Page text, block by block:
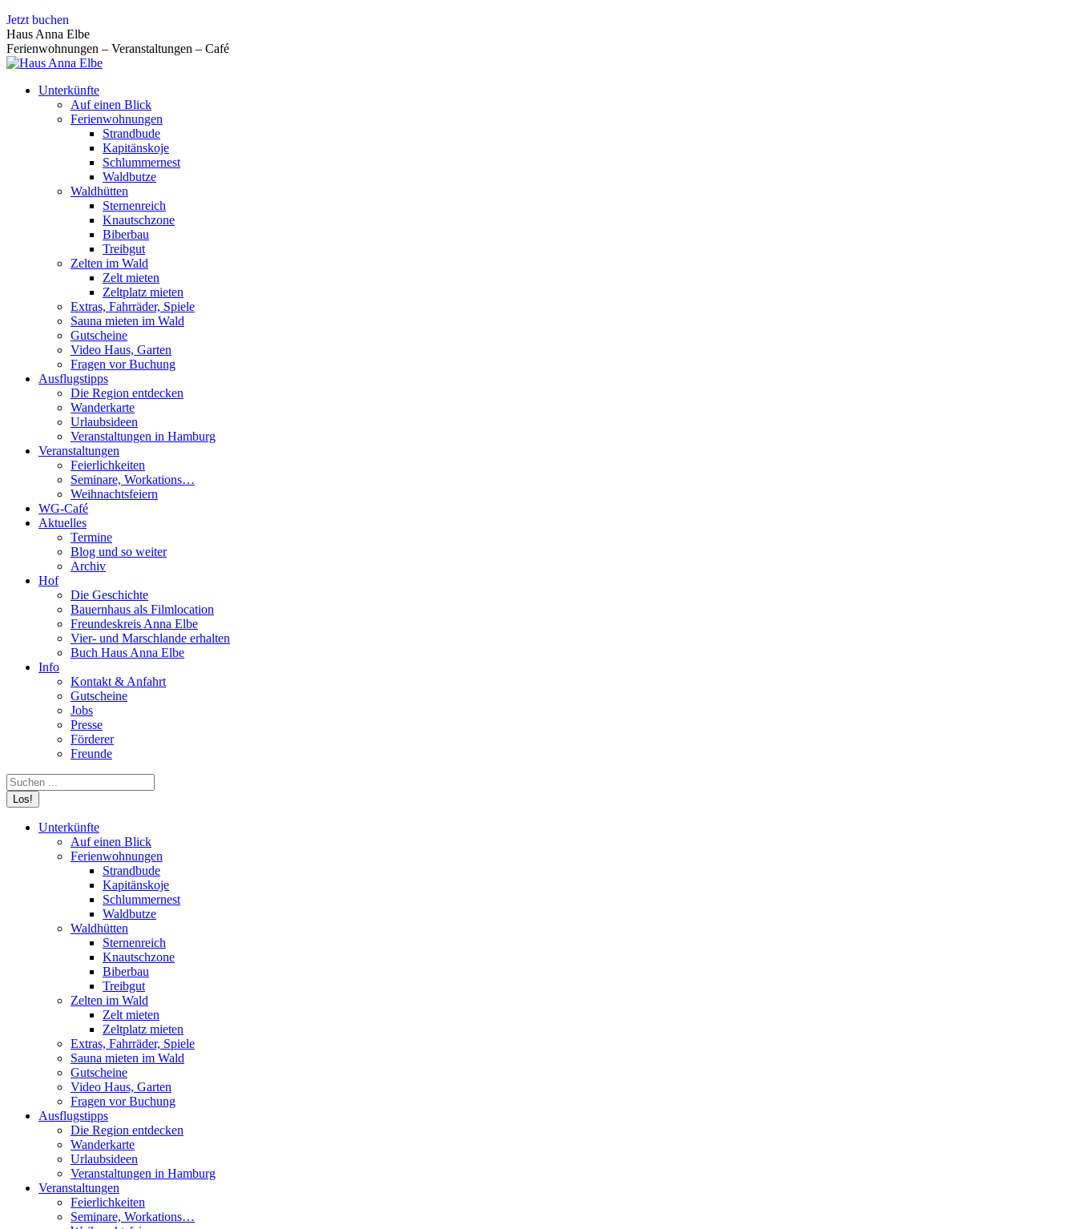
Zum
Inhalt
springen
Jetzt buchen
Haus Anna Elbe
Ferienwohnungen – Veranstaltungen – Café
Unterkünfte
Auf einen Blick
Ferienwohnungen
Strandbude
Kapitänskoje
Schlummernest
Waldbutze
Waldhütten
Sternenreich
Knautschzone
Biberbau
Treibgut
Zelten im Wald
Zelt mieten
Zeltplatz mieten
Extras, Fahrräder, Spiele
Sauna mieten im Wald
Gutscheine
Video Haus, Garten
Fragen vor Buchung
Ausflugstipps
Die Region entdecken
Wanderkarte
Urlaubsideen
Veranstaltungen in Hamburg
Veranstaltungen
Feierlichkeiten
Seminare, Workations…
Weihnachtsfeiern
WG-Café
Aktuelles
Termine
Blog und so weiter
Archiv
Hof
Die Geschichte
Bauernhaus als Filmlocation
Freundeskreis Anna Elbe
Vier- und Marschlande erhalten
Buch Haus Anna Elbe
Info
Kontakt & Anfahrt
Gutscheine
Jobs
Presse
Förderer
Freunde
Search:
Unterkünfte
Auf einen Blick
Ferienwohnungen
Strandbude
Kapitänskoje
Schlummernest
Waldbutze
Waldhütten
Sternenreich
Knautschzone
Biberbau
Treibgut
Zelten im Wald
Zelt mieten
Zeltplatz mieten
Extras, Fahrräder, Spiele
Sauna mieten im Wald
Gutscheine
Video Haus, Garten
Fragen vor Buchung
Ausflugstipps
Die Region entdecken
Wanderkarte
Urlaubsideen
Veranstaltungen in Hamburg
Veranstaltungen
Feierlichkeiten
Seminare, Workations…